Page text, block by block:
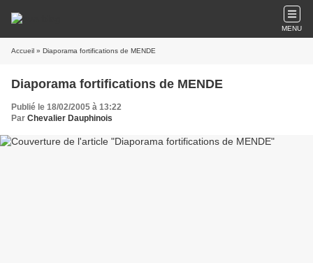
MENU
Accueil » Diaporama fortifications de MENDE
Diaporama fortifications de MENDE
Publié le 18/02/2005 à 13:22
Par Chevalier Dauphinois